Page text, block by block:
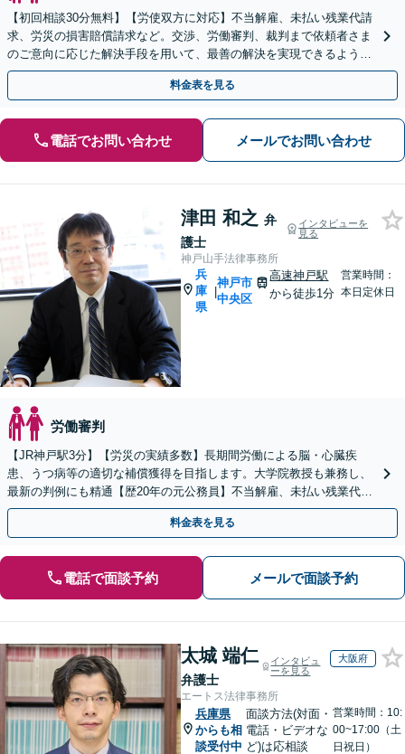
【初回相談30分無料】【労使双方に対応】不当解雇、未払い残業代請
求、労災の損害賠償請求など。交渉、労働審判、裁判まで依頼者さま
のご意向に応じた解決手段を用いて、最善の解決を実現できるよう尽
力します【西宮北口駅3分】
料金表を見る
電話でお問い合わせ メールでお問い合わせ
津田 和之 弁
護士
インタビューを
見る
神戸山手法律事務所
兵
庫
県
|
神戸市
中央区
高速神戸駅
から徒歩1分
営業時間：
本日定休日
労働審判
【JR神戸駅3分】【労災の実績多数】長期間労働による脳・心臓疾
患、うつ病等の適切な補償獲得を目指します。大学院教授も兼務し、
最新の判例にも精通【歴20年の元公務員】不当解雇、未払い残業代
等、労働者の立場から親身にサポート【初回相談無料】
料金表を見る
電話で面談予約 メールで面談予約
太城 端仁
弁護士
インタビュ
ーを見る
大阪府
エートス法律事務所
兵庫県
からも相
談受付中
面談方法(対面・
電話・ビデオな
ど)は応相談
営業時間：10:
00~17:00（土
日祝日）